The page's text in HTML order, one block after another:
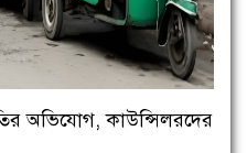
অভিযোগ, কাউন্সিলরদের